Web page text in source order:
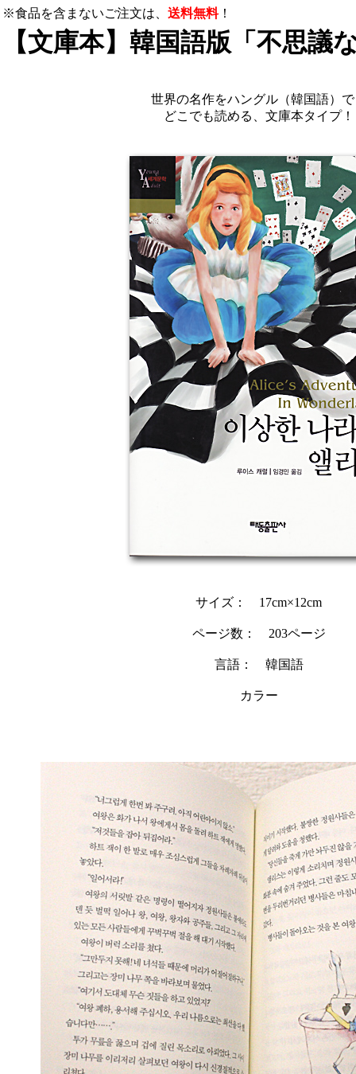
※食品を含まないご注文は、 送料無料！
【文庫本】韓国語版「不思議
世界の名作をハングル（韓国語）
どこでも読める、文庫本タイプ！
サイズ： 17cm×12cm
ページ数： 203ページ
言語： 韓国語
カラー